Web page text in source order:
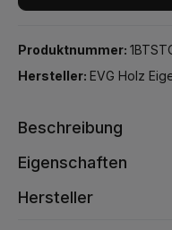
Produktnummer:
Hersteller: EVG Holz
Beschreibung
Eigenschaften
Hersteller